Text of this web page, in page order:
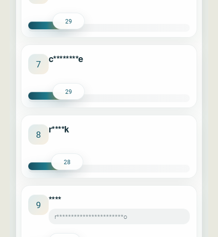
29
7 c********e
29
8 r****k
28
9 ****
r***********************o